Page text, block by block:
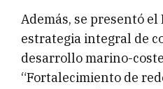
Además, se presentó el
estrategia integral de
desarrollo marino-
“Fortalecimiento de